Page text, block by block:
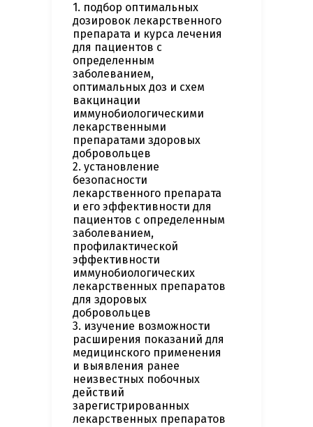
1. подбор оптимальных
дозировок лекарственного
препарата и курса лечения
для пациентов с
определенным
заболеванием,
оптимальных доз и схем
вакцинации
иммунобиологическими
лекарственными
препаратами здоровых
добровольцев
2. установление
безопасности
лекарственного препарата
и его эффективности для
пациентов с определенным
заболеванием,
профилактической
эффективности
иммунобиологических
лекарственных препаратов
для здоровых
добровольцев
3. изучение возможности
расширения показаний для
медицинского применения
и выявления ранее
неизвестных побочных
действий
зарегистрированных
лекарственных препаратов